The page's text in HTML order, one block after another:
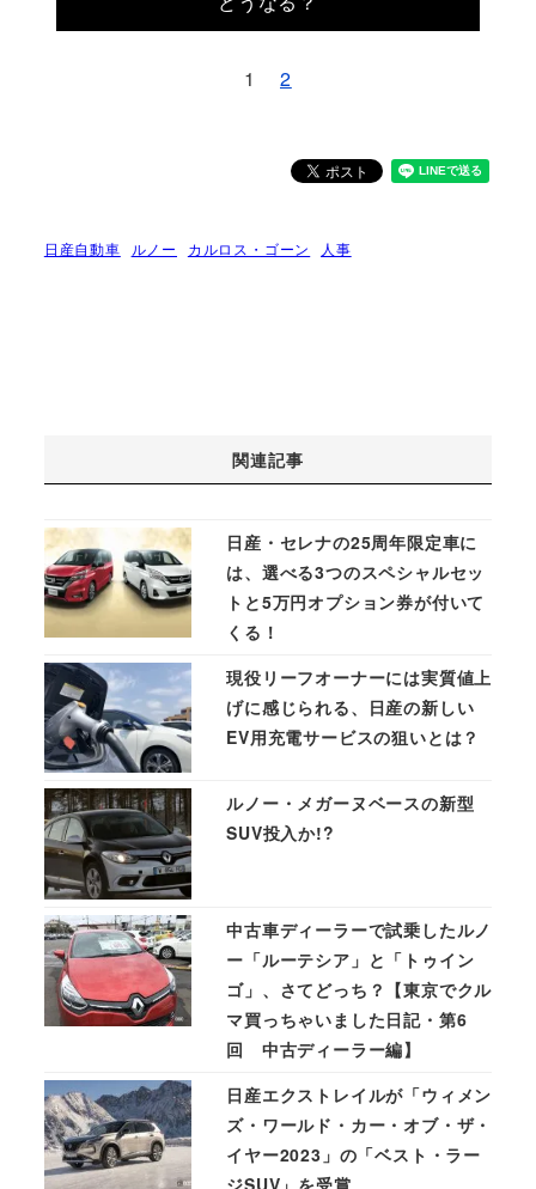
1 2
日産自動車 ルノー カルロス・ゴーン 人事
関連記事
日産・セレナの25周年限定車に
は、選べる3つのスペシャルセッ
トと5万円オプション券が付いて
くる！
現役リーフオーナーには実質値上
げに感じられる、日産の新しい
EV用充電サービスの狙いとは？
ルノー・メガーヌベースの新型
SUV投入か!?
中古車ディーラーで試乗したルノ
ー「ルーテシア」と「トゥイン
ゴ」、さてどっち？【東京でクル
マ買っちゃいました日記・第6
回 中古ディーラー編】
日産エクストレイルが「ウィメン
ズ・ワールド・カー・オブ・ザ・
イヤー2023」の「ベスト・ラー
ジSUV」を受賞